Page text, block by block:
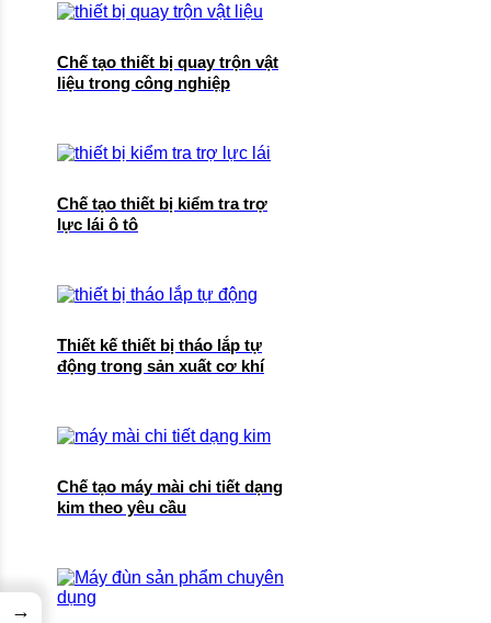
Chế tạo thiết bị quay trộn vật
liệu trong công nghiệp
Chế tạo thiết bị kiểm tra trợ
lực lái ô tô
Thiết kế thiết bị tháo lắp tự
động trong sản xuất cơ khí
Chế tạo máy mài chi tiết dạng
kim theo yêu cầu
→